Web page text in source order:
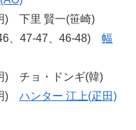
) 下里 賢一(笹崎)
、47-47、46-48) 幅
) チョ・ドンギ(韓)
) ハンター 江上(疋田)